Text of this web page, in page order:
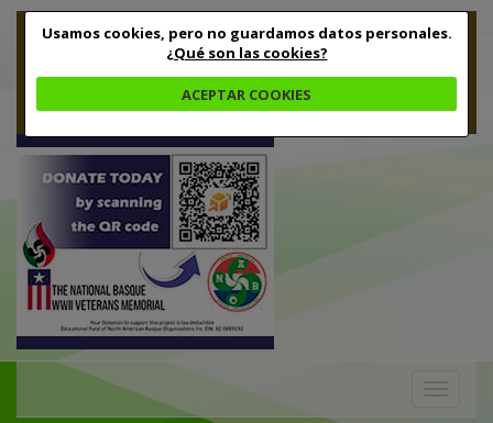
Usamos cookies, pero no guardamos datos personales.
¿Qué son las cookies?
ACEPTAR COOKIES